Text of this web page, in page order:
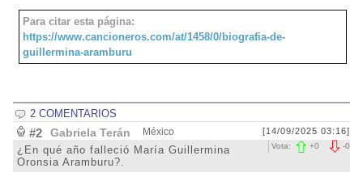
Para citar esta página:
https://www.cancioneros.com/at/1458/0/biografia-de-
guillermina-aramburu
2 COMENTARIOS
#2 Gabriela Terán México [14/09/2025 03:16]
-0
Vota: +0
¿En qué año falleció María Guillermina
Oronsia Aramburu?.